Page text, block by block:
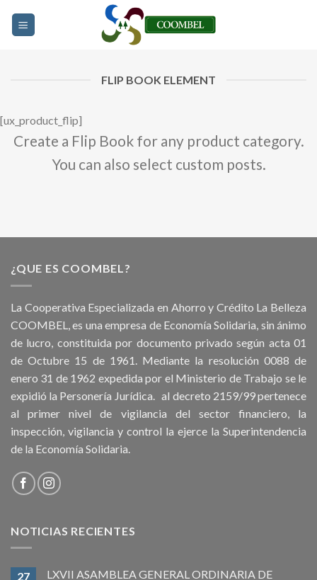
FLIP BOOK ELEMENT
[ux_product_flip]
Create a Flip Book for any product category.
You can also select custom posts.
¿QUE ES COOMBEL?
La Cooperativa Especializada en Ahorro y Crédito La Belleza
COOMBEL, es una empresa de Economía Solidaria, sin ánimo
de lucro, constituida por documento privado según acta 01
de Octubre 15 de 1961. Mediante la resolución 0088 de
enero 31 de 1962 expedida por el Ministerio de Trabajo se le
expidió la Personería Jurídica. al decreto 2159/99 pertenece
al primer nivel de vigilancia del sector financiero, la
inspección, vigilancia y control la ejerce la Superintendencia
de la Economía Solidaria.
NOTICIAS RECIENTES
27
LXVII ASAMBLEA GENERAL ORDINARIA DE